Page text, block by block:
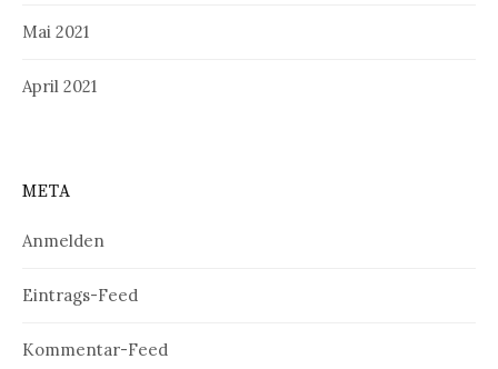
Mai 2021
April 2021
META
Anmelden
Eintrags-Feed
Kommentar-Feed